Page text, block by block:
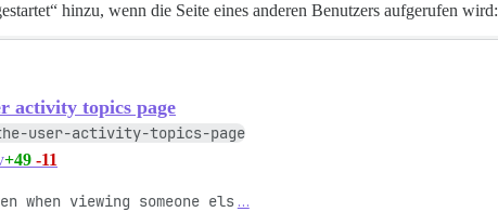
hinzu, wenn die Seite eines anderen Benutzers aufgerufen wird:
activity topics page
user-activity-topics-page
+49 -11
when viewing someone els …